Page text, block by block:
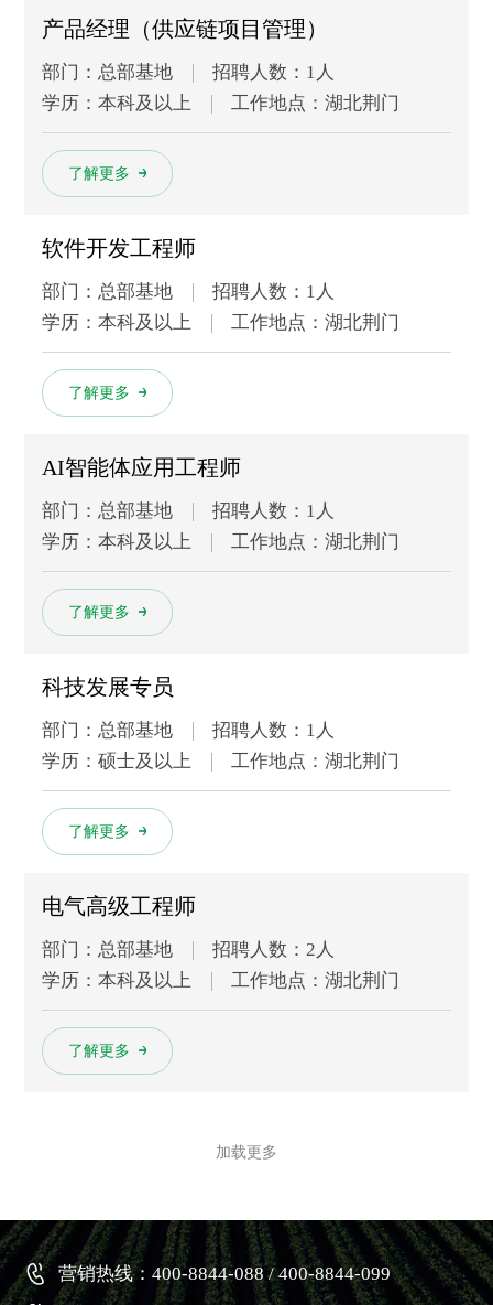
产品经理（供应链项目管理）
部门：总部基地
招聘人数：1人
学历：本科及以上
工作地点：湖北荆门
了解更多
软件开发工程师
部门：总部基地
招聘人数：1人
学历：本科及以上
工作地点：湖北荆门
了解更多
AI智能体应用工程师
部门：总部基地
招聘人数：1人
学历：本科及以上
工作地点：湖北荆门
了解更多
科技发展专员
部门：总部基地
招聘人数：1人
学历：硕士及以上
工作地点：湖北荆门
了解更多
电气高级工程师
部门：总部基地
招聘人数：2人
学历：本科及以上
工作地点：湖北荆门
了解更多
加载更多
营销热线：400-8844-088 / 400-8844-099